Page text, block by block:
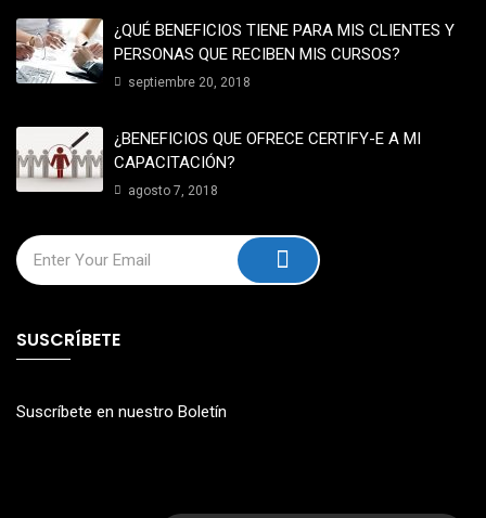
¿QUÉ BENEFICIOS TIENE PARA MIS CLIENTES Y
PERSONAS QUE RECIBEN MIS CURSOS?
septiembre 20, 2018
¿BENEFICIOS QUE OFRECE CERTIFY-E A MI
CAPACITACIÓN?
agosto 7, 2018
SUSCRÍBETE
Suscríbete en nuestro Boletín